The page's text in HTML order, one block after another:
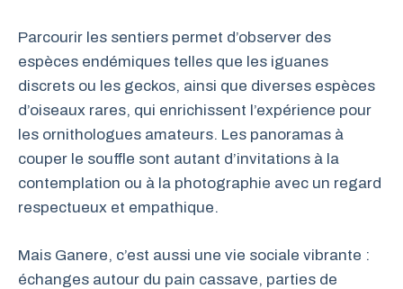
Parcourir les sentiers permet d’observer des
espèces endémiques telles que les iguanes
discrets ou les geckos, ainsi que diverses espèces
d’oiseaux rares, qui enrichissent l’expérience pour
les ornithologues amateurs. Les panoramas à
couper le souffle sont autant d’invitations à la
contemplation ou à la photographie avec un regard
respectueux et empathique.
Mais Ganere, c’est aussi une vie sociale vibrante :
échanges autour du pain cassave, parties de